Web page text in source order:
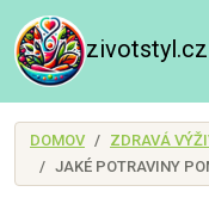
zivotstyl.cz
DOMOV
ZDRAVÁ
JAKÉ POTRAVINY